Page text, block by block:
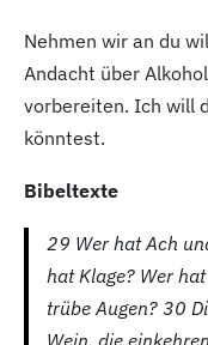
Nehmen wir an du
Andacht über
vorbereiten. Ich will
könntest.
Bibeltexte
29 Wer hat Ach
hat Klage? Wer
trübe Augen? 30
Wein, die